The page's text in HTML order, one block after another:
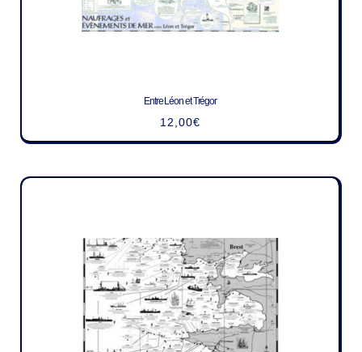
Entre Léon et Trégor
12,00€